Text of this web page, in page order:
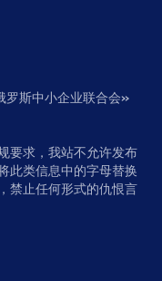
罗斯中小企业联合会»
要求，我站不允许发布
此类信息中的字母替换
禁止任何形式的仇恨言